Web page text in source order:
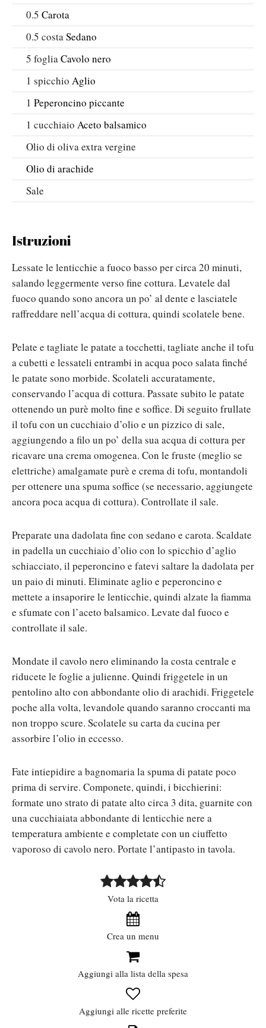
0.5 Carota
0.5 costa Sedano
5 foglia Cavolo nero
1 spicchio Aglio
1 Peperoncino piccante
1 cucchiaio Aceto balsamico
Olio di oliva extra vergine
Olio di arachide
Sale
Istruzioni
Lessate le lenticchie a fuoco basso per circa 20 minuti,
salando leggermente verso fine cottura. Levatele dal
fuoco quando sono ancora un po’ al dente e lasciatele
raffreddare nell’acqua di cottura, quindi scolatele bene.
Pelate e tagliate le patate a tocchetti, tagliate anche il tofu
a cubetti e lessateli entrambi in acqua poco salata finché
le patate sono morbide. Scolateli accuratamente,
conservando l’acqua di cottura. Passate subito le patate
ottenendo un purè molto fine e soffice. Di seguito frullate
il tofu con un cucchiaio d’olio e un pizzico di sale,
aggiungendo a filo un po’ della sua acqua di cottura per
ricavare una crema omogenea. Con le fruste (meglio se
elettriche) amalgamate purè e crema di tofu, montandoli
per ottenere una spuma soffice (se necessario, aggiungete
ancora poca acqua di cottura). Controllate il sale.
Preparate una dadolata fine con sedano e carota. Scaldate
in padella un cucchiaio d’olio con lo spicchio d’aglio
schiacciato, il peperoncino e fatevi saltare la dadolata per
un paio di minuti. Eliminate aglio e peperoncino e
mettete a insaporire le lenticchie, quindi alzate la fiamma
e sfumate con l’aceto balsamico. Levate dal fuoco e
controllate il sale.
Mondate il cavolo nero eliminando la costa centrale e
riducete le foglie a julienne. Quindi friggetele in un
pentolino alto con abbondante olio di arachidi. Friggetele
poche alla volta, levandole quando saranno croccanti ma
non troppo scure. Scolatele su carta da cucina per
assorbire l’olio in eccesso.
Fate intiepidire a bagnomaria la spuma di patate poco
prima di servire. Componete, quindi, i bicchierini:
formate uno strato di patate alto circa 3 dita, guarnite con
una cucchiaiata abbondante di lenticchie nere a
temperatura ambiente e completate con un ciuffetto
vaporoso di cavolo nero. Portate l’antipasto in tavola.
Vota la ricetta
Crea un menu
Aggiungi alla lista della spesa
Aggiungi alle ricette preferite